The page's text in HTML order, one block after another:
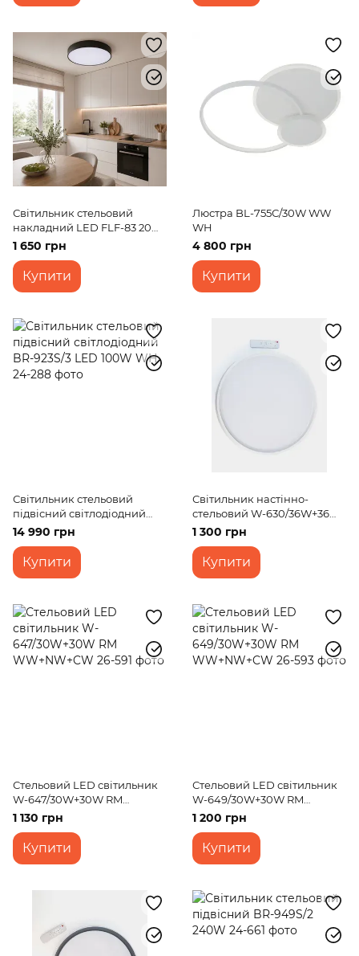
Світильник стельовий
накладний LED FLF-83 20W
WW BK
1 650 грн
Купити
Люстра BL-755С/30W WW
WH
4 800 грн
Купити
Світильник стельовий
підвісний світлодіодний
BR-923S/3 LED 100W WH
14 990 грн
Купити
Світильник настінно-
стельовий W-630/36W+36W
WW+NW+CW
1 300 грн
Купити
Стельовий LED світильник
W-647/30W+30W RM
WW+NW+CW
1 130 грн
Купити
Стельовий LED світильник
W-649/30W+30W RM
WW+NW+CW
1 200 грн
Купити